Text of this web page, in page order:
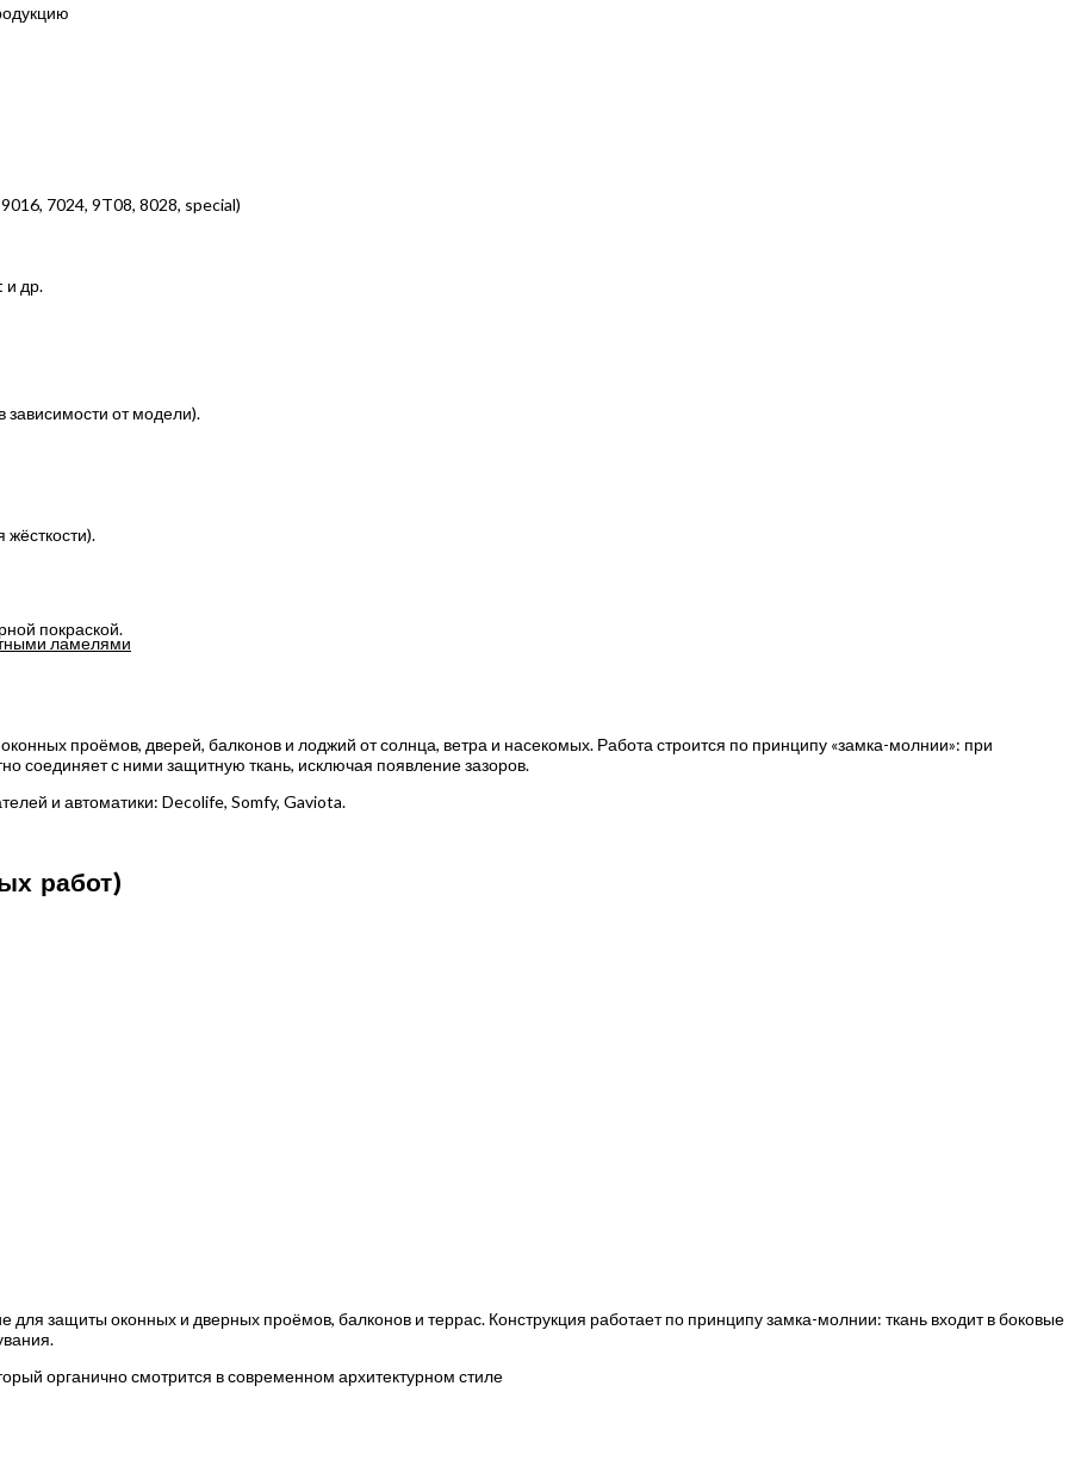
ламелями
7024, 9T08, 8028, special)
и др.
зависимости от модели).
покраской.
проёмов, дверей, балконов и лоджий от солнца, ветра и насекомых. Работа строится по принципу «замка-молнии»: при
соединяет с ними защитную ткань, исключая появление зазоров.
и автоматики: Decolife, Somfy, Gaviota.
работ)
защиты оконных и дверных проёмов, балконов и террас. Конструкция работает по принципу замка-молнии: ткань входит в боковые
органично смотрится в современном архитектурном стиле